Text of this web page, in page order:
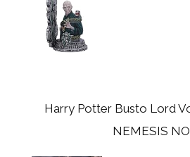
Harry Potter Busto Lord
NEMESIS